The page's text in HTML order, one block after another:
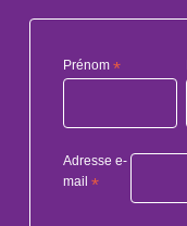
Prénom *
Adresse e-
mail *